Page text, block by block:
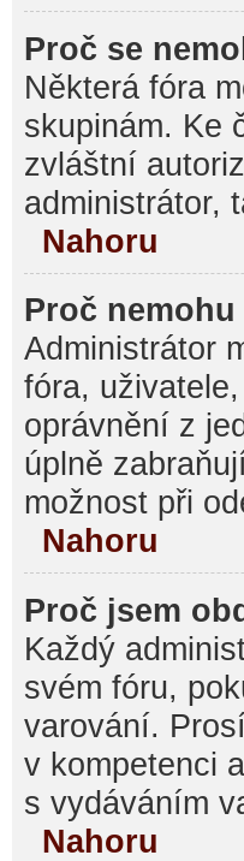
Proč se
Některá fóra
skupinám. Ke
zvláštní
administrátor,
Nahoru
Proč
Administrátor
fóra,
oprávnění z
úplně
možnost při
Nahoru
Proč jsem
Každý
svém fóru,
varování.
v kompetenci
s vydáváním
Nahoru